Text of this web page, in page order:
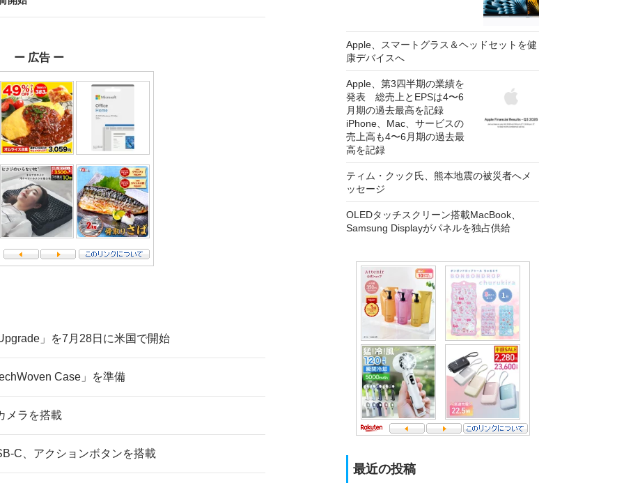
ー 広告 ー
」を7月28日に米国で開始
Case」を準備
メラを搭載
C、アクションボタンを搭載
Apple、スマートグラス＆ヘッドセットを健
康デバイスへ
Apple、第3四半期の業績を
発表 総売上とEPSは4〜6
月期の過去最高を記録
iPhone、Mac、サービスの
売上高も4〜6月期の過去最
高を記録
ティム・クック氏、熊本地震の被災者へメ
ッセージ
OLEDタッチスクリーン搭載MacBook、
Samsung Displayがパネルを独占供給
最近の投稿